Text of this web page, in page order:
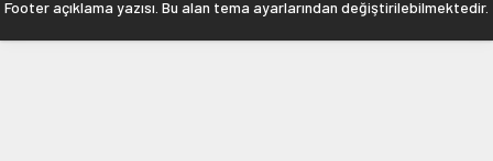
Footer açıklama yazısı. Bu alan tema ayarlarından değiştirilebilmektedir.